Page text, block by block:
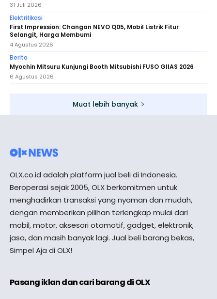
31 Juli 2026
Elektrifikasi
First Impression: Changan NEVO Q05, Mobil Listrik Fitur
Selangit, Harga Membumi
4 Agustus 2026
Berita
Myochin Mitsuru Kunjungi Booth Mitsubishi FUSO GIIAS 2026
6 Agustus 2026
Muat lebih banyak
OLX.co.id adalah platform jual beli di Indonesia.
Beroperasi sejak 2005, OLX berkomitmen untuk
menghadirkan transaksi yang nyaman dan mudah,
dengan memberikan pilihan terlengkap mulai dari
mobil, motor, aksesori otomotif, gadget, elektronik,
jasa, dan masih banyak lagi. Jual beli barang bekas,
Simpel Aja di OLX!
Pasang iklan dan cari barang di OLX